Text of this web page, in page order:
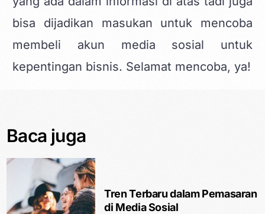
bisa dijadikan masukan untuk mencoba
membeli akun media sosial untuk
kepentingan bisnis. Selamat mencoba, ya!
Baca juga
Tren Terbaru dalam Pemasaran
di Media Sosial